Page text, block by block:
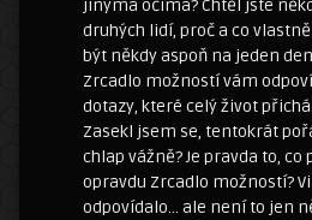
jinýma očima? Chtěl jste
druhých lidí, proč a co
být někdy aspoň na jeden
Zrcadlo možností vám
dotazy, které celý život
Zasekl jsem se, tentokrát
chlap vážně? Je pravda to, co
opravdu Zrcadlo možností?
odpovídalo… ale není to jen